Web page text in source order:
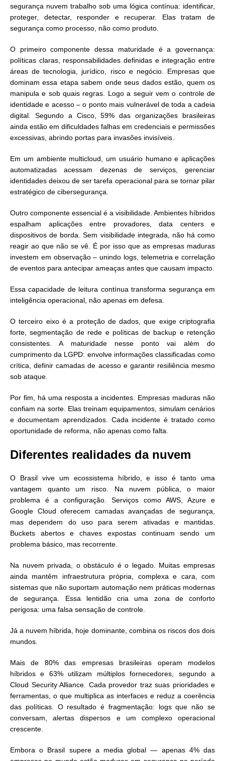
segurança nuvem trabalho sob uma lógica contínua: identificar,
proteger, detectar, responder e recuperar. Elas tratam de
segurança como processo, não como produto.
O primeiro componente dessa maturidade é a governança:
políticas claras, responsabilidades definidas e integração entre
áreas de tecnologia, jurídico, risco e negócio. Empresas que
dominam essa etapa sabem onde seus dados estão, quem os
manipula e sob quais regras. Logo a seguir vem o controle de
identidade e acesso – o ponto mais vulnerável de toda a cadeia
digital. Segundo a Cisco, 59% das organizações brasileiras
ainda estão em dificuldades falhas em credenciais e permissões
excessivas, abrindo portas para invasões invisíveis.
Em um ambiente multicloud, um usuário humano e aplicações
automatizadas acessam dezenas de serviços, gerenciar
identidades deixou de ser tarefa operacional para se tornar pilar
estratégico de cibersegurança.
Outro componente essencial é a visibilidade. Ambientes híbridos
espalham aplicações entre provadores, data centers e
dispositivos de borda. Sem visibilidade integrada, não há como
reagir ao que não se vê. É por isso que as empresas maduras
investem em observação – unindo logs, telemetria e correlação
de eventos para antecipar ameaças antes que causam impacto.
Essa capacidade de leitura contínua transforma segurança em
inteligência operacional, não apenas em defesa.
O terceiro eixo é a proteção de dados, que exige criptografia
forte, segmentação de rede e políticas de backup e retenção
consistentes. A maturidade nesse ponto vai além do
cumprimento da LGPD: envolve informações classificadas como
crítica, definir camadas de acesso e garantir resiliência mesmo
sob ataque.
Por fim, há uma resposta a incidentes. Empresas maduras não
confiam na sorte. Elas treinam equipamentos, simulam cenários
e documentam aprendizados. Cada incidente é tratado como
oportunidade de reforma, não apenas como falta.
Diferentes realidades da nuvem
O Brasil vive um ecossistema híbrido, e isso é tanto uma
vantagem quanto um risco. Na nuvem pública, o maior
problema é a configuração. Serviços como AWS, Azure e
Google Cloud oferecem camadas avançadas de segurança,
mas dependem do uso para serem ativadas e mantidas.
Buckets abertos e chaves expostas continuam sendo um
problema básico, mas recorrente.
Na nuvem privada, o obstáculo é o legado. Muitas empresas
ainda mantêm infraestrutura própria, complexa e cara, com
sistemas que não suportam automação nem práticas modernas
de segurança. Essa lentidão cria uma zona de conforto
perigosa: uma falsa sensação de controle.
Já a nuvem híbrida, hoje dominante, combina os riscos dos dois
mundos.
Mais de 80% das empresas brasileiras operam modelos
híbridos e 63% utilizam múltiplos fornecedores, segundo a
Cloud Security Alliance. Cada provedor traz suas prioridades e
ferramentas, o que multiplica as interfaces e reduz a coerência
das políticas. O resultado é fragmentação: logs que não se
conversam, alertas dispersos e um complexo operacional
crescente.
Embora o Brasil supere a media global — apenas 4% das